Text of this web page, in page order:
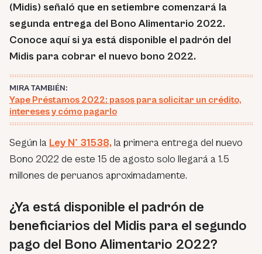
(Midis) señaló que en setiembre comenzará la
segunda entrega del Bono Alimentario 2022.
Conoce aquí si ya está disponible el padrón del
Midis para cobrar el nuevo bono 2022.
MIRA TAMBIÉN:
Yape Préstamos 2022: pasos para solicitar un crédito,
intereses y cómo pagarlo
Según la Ley N° 31538, la primera entrega del nuevo
Bono 2022 de este 15 de agosto solo llegará a 1.5
millones de peruanos aproximadamente.
¿Ya está disponible el padrón de
beneficiarios del Midis para el segundo
pago del Bono Alimentario 2022?